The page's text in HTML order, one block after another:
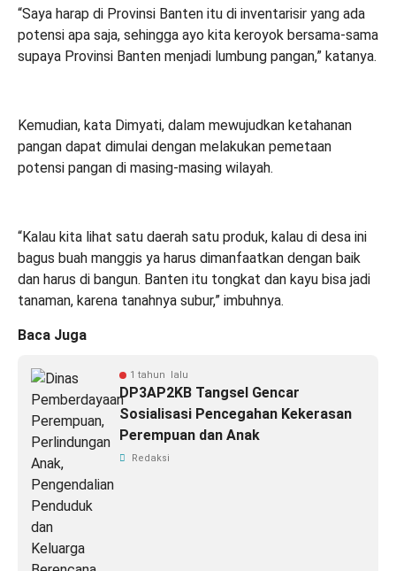
“Saya harap di Provinsi Banten itu di inventarisir yang ada
potensi apa saja, sehingga ayo kita keroyok bersama-sama
supaya Provinsi Banten menjadi lumbung pangan,” katanya.
Kemudian, kata Dimyati, dalam mewujudkan ketahanan
pangan dapat dimulai dengan melakukan pemetaan
potensi pangan di masing-masing wilayah.
“Kalau kita lihat satu daerah satu produk, kalau di desa ini
bagus buah manggis ya harus dimanfaatkan dengan baik
dan harus di bangun. Banten itu tongkat dan kayu bisa jadi
tanaman, karena tanahnya subur,” imbuhnya.
Baca Juga
1 tahun lalu
DP3AP2KB Tangsel Gencar
Sosialisasi Pencegahan Kekerasan
Perempuan dan Anak
Redaksi